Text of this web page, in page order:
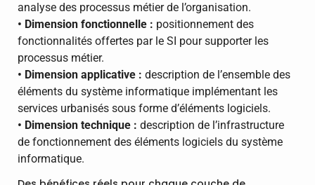
analyse des processus métier de l’organisation.
• Dimension fonctionnelle : positionnement des
fonctionnalités offertes par le SI pour supporter les
processus métier.
• Dimension applicative : description de l’ensemble des
éléments du système informatique implémentant les
services urbanisés sous forme d’éléments logiciels.
• Dimension technique : description de l’infrastructure
de fonctionnement des éléments logiciels du système
informatique.